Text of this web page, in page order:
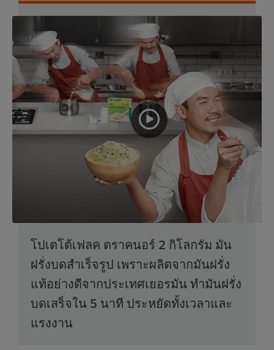
โปเตโต้เฟลค ตราคนอร์ 2 กิโลกรัม มัน
ฝรั่งบดสำเร็จรูป เพราะผลิตจากมันฝรั่ง
แท้อย่างดีจากประเทศเยอรมัน ทำมันฝรั่ง
บดเสร็จใน 5 นาที ประหยัดทั้งเวลาและ
แรงงาน